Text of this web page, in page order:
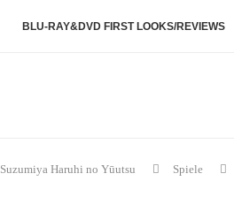
BLU-RAY&DVD FIRST LOOKS/REVIEWS
Suzumiya Haruhi no Yūutsu Spiele